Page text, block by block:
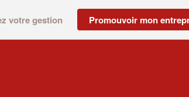
votre gestion Promouvoir mon